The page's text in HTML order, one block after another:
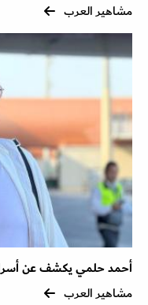
مشاهير العرب
أحمد حلمي يكشف عن
مشاهير العرب